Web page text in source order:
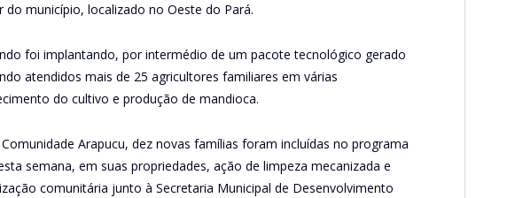
município, localizado no Oeste do Pará.
foi implantando, por intermédio de um pacote tecnológico gerado
atendidos mais de 25 agricultores familiares em várias
do cultivo e produção de mandioca.
Arapucu, dez novas famílias foram incluídas no programa
semana, em suas propriedades, ação de limpeza mecanizada e
comunitária junto à Secretaria Municipal de Desenvolvimento